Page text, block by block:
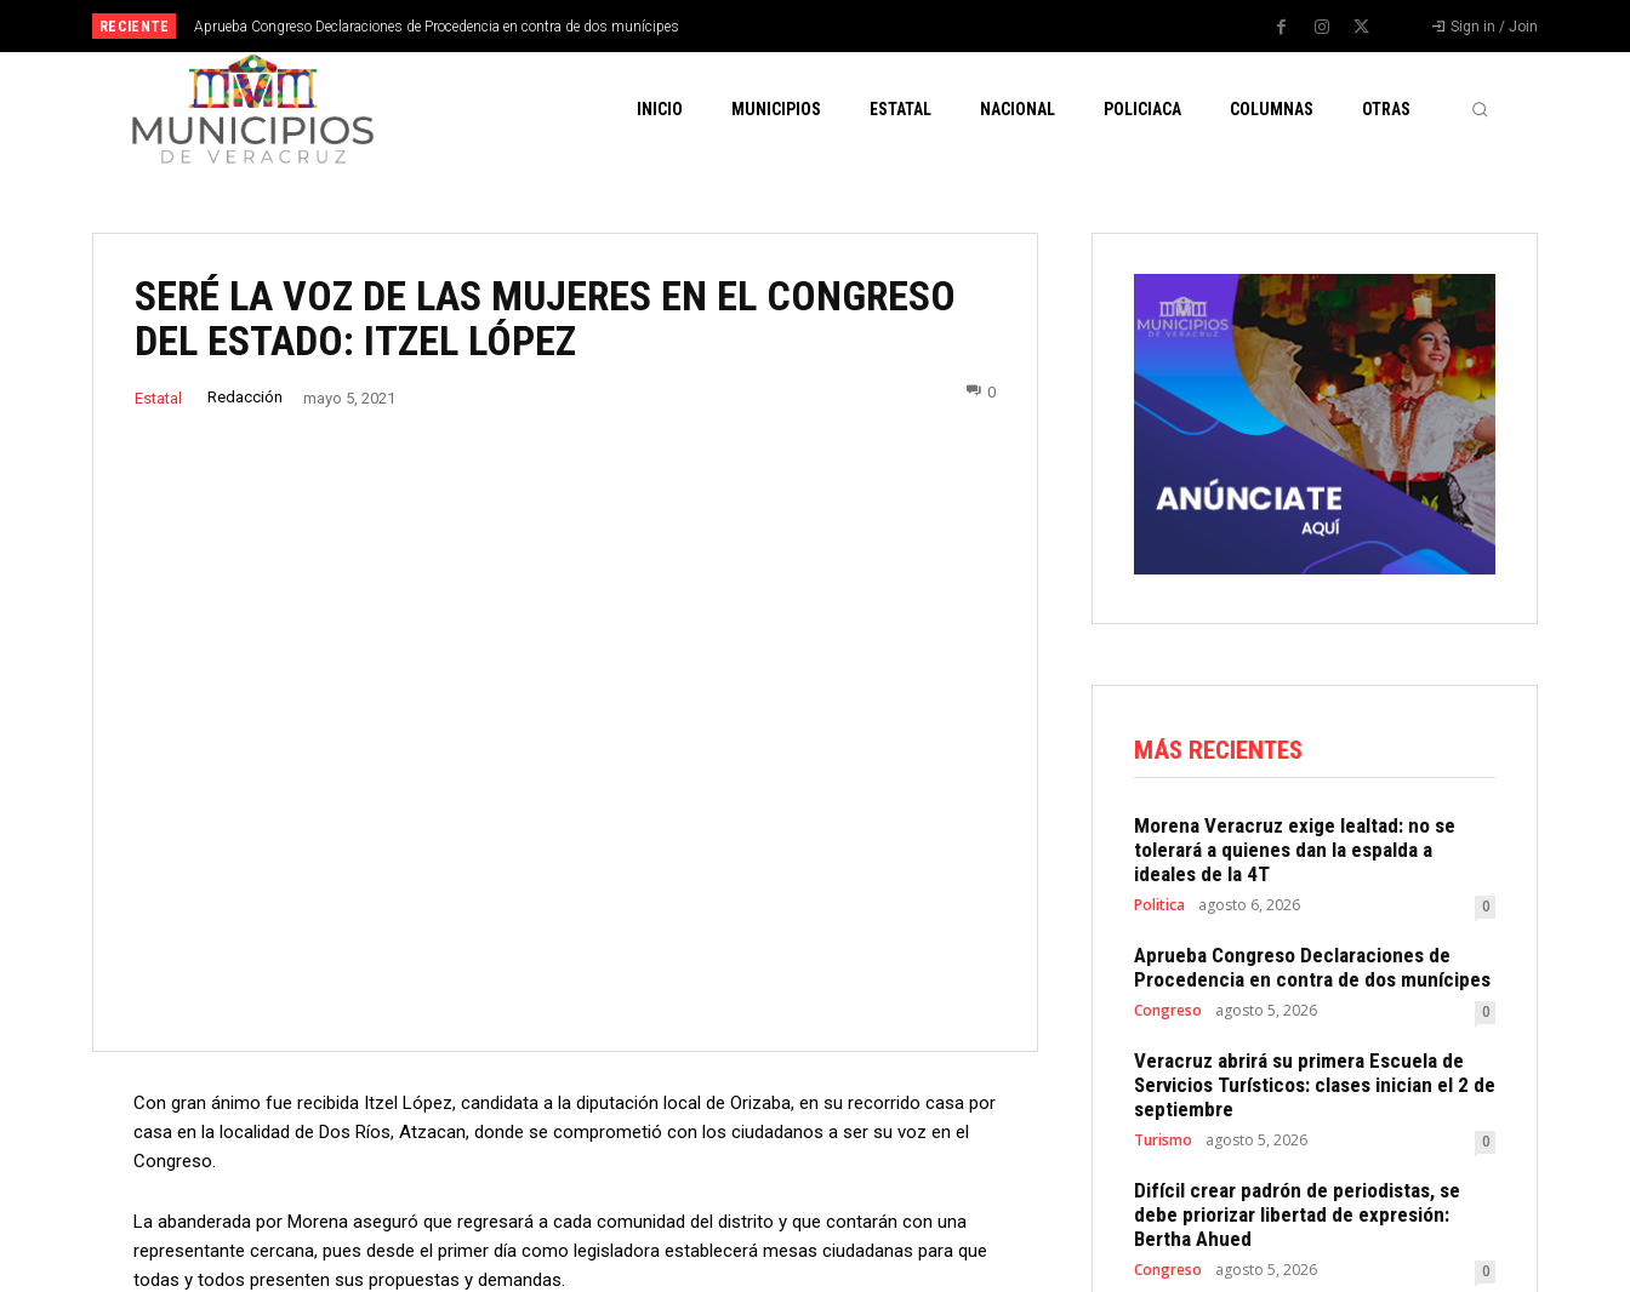
RECIENTE Aprueba Congreso Declaraciones de Procedencia en contra de dos munícipes Sign in / Join
INICIO MUNICIPIOS ESTATAL NACIONAL POLICIACA COLUMNAS OTRAS
SERÉ LA VOZ DE LAS MUJERES EN EL CONGRESO
DEL ESTADO: ITZEL LÓPEZ
Estatal Redacción mayo 5, 2021 0
Con gran ánimo fue recibida Itzel López, candidata a la diputación local de Orizaba, en su recorrido casa por
casa en la localidad de Dos Ríos, Atzacan, donde se comprometió con los ciudadanos a ser su voz en el
Congreso.
La abanderada por Morena aseguró que regresará a cada comunidad del distrito y que contarán con una
representante cercana, pues desde el primer día como legisladora establecerá mesas ciudadanas para que
todas y todos presenten sus propuestas y demandas.
MÁS RECIENTES
Morena Veracruz exige lealtad: no se
tolerará a quienes dan la espalda a
ideales de la 4T
Politica agosto 6, 2026 0
Aprueba Congreso Declaraciones de
Procedencia en contra de dos munícipes
Congreso agosto 5, 2026 0
Veracruz abrirá su primera Escuela de
Servicios Turísticos: clases inician el 2 de
septiembre
Turismo agosto 5, 2026 0
Difícil crear padrón de periodistas, se
debe priorizar libertad de expresión:
Bertha Ahued
Congreso agosto 5, 2026 0